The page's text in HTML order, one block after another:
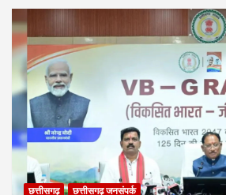
छत्तीसगढ़ छत्तीसगढ़ जनसंपर्क